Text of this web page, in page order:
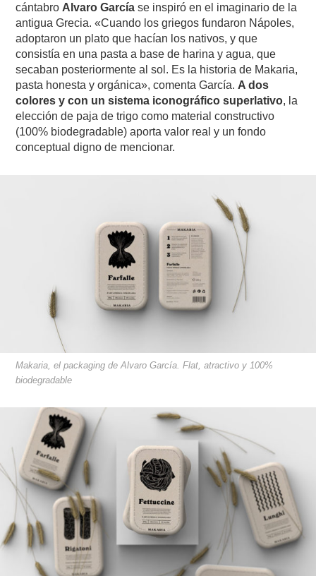
cántabro Alvaro García se inspiró en el imaginario de la
antigua Grecia. «Cuando los griegos fundaron Nápoles,
adoptaron un plato que hacían los nativos, y que
consistía en una pasta a base de harina y agua, que
secaban posteriormente al sol. Es la historia de Makaria,
pasta honesta y orgánica», comenta García. A dos
colores y con un sistema iconográfico superlativo, la
elección de paja de trigo como material constructivo
(100% biodegradable) aporta valor real y un fondo
conceptual digno de mencionar.
Makaria, el packaging de Alvaro García. Flat, atractivo y 100%
biodegradable